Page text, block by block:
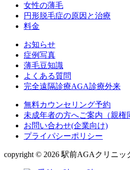
女性の薄毛
円形脱毛症の原因と治療
料金
お知らせ
症例写真
薄毛豆知識
よくある質問
完全遠隔診療AGA診療外来
無料カウンセリング予約
未成年者の方へご案内（親権
お問い合わせ(企業向け)
プライパシーポリシー
copyright © 2026 駅前AGAクリニッ